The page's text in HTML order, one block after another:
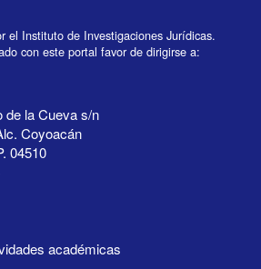
el Instituto de Investigaciones Jurídicas.
con este portal favor de dirigirse a:
de la Cueva s/n
Coyoacán
04510
académicas